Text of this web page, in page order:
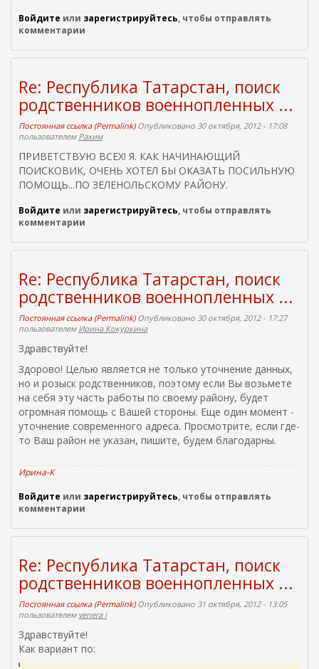
с
л
а
)
Войдите или зарегистрируйтесь, чтобы отправлять
комментарии
Re: Республика Татарстан, поиск
родственников военнопленных ...
Постоянная ссылка (Permalink)Опубликовано 30 октября, 2012 - 17:08
пользователем Рахим
ПРИВЕТСТВУЮ ВСЕХ! Я. КАК НАЧИНАЮЩИЙ
ПОИСКОВИК, ОЧЕНЬ ХОТЕЛ БЫ ОКАЗАТЬ ПОСИЛЬНУЮ
ПОМОЩЬ...ПО ЗЕЛЕНОЛЬСКОМУ РАЙОНУ.
Войдите или зарегистрируйтесь, чтобы отправлять
комментарии
Re: Республика Татарстан, поиск
родственников военнопленных ...
Постоянная ссылка (Permalink)Опубликовано 30 октября, 2012 - 17:27
пользователем Ирина Кокуркина
Здравствуйте!
Здорово! Целью является не только уточнение данных,
но и розыск родственников, поэтому если Вы возьмете
на себя эту часть работы по своему району, будет
огромная помощь с Вашей стороны. Еще один момент -
уточнение современного адреса. Просмотрите, если где-
то Ваш район не указан, пишите, будем благодарны.
Ирина-К
Войдите или зарегистрируйтесь, чтобы отправлять
комментарии
Re: Республика Татарстан, поиск
родственников военнопленных ...
Постоянная ссылка (Permalink)Опубликовано 31 октября, 2012 - 13:05
пользователем venera i
Здравствуйте!
Как вариант по: